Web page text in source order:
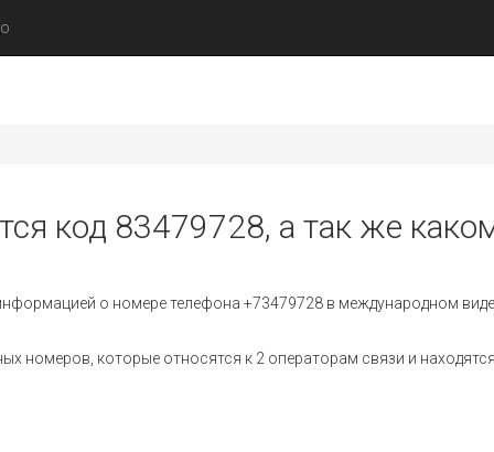
код 83479728, а так же
о номере телефона +73479728 в международном
номеров, которые относятся к 2 операторам связи и находятся